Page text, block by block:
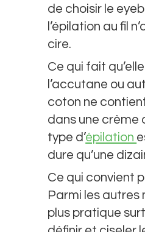
de choisir le
l’épilation au fil
cire.
Ce qui fait
l’accutane ou
coton ne
dans une
type d’épilation
dure qu’une
Ce qui convient
Parmi les autres
plus pratique